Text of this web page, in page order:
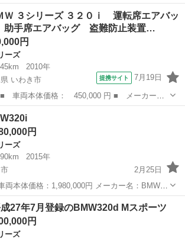
4,000cc ■年式：H18年 ■走行距
ホワイト ■...
車両
Ｗ ３シリーズ ３２０ｉ 運転席エアバッ
手席エアバッグ 盗難防止装置…
円
ーズ
2010年
いわき市
提携サイト 7月19日
： ３シリーズ ■ グレード名： ３２０
助手席エアバッグ 盗難防止装置 ナビ パ
円
ーズ
2015年
2月25日
ルー ...
シリーズ 車両
27年7月登録のBMW320d Mスポーツ
円
ーズ